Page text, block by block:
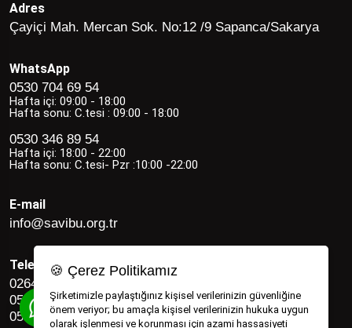
Adres
Çayiçi Mah. Mercan Sok. No:12 /9 Sapanca/Sakarya
WhatsApp
0530 704 69 54
Hafta içi: 09:00 - 18:00
Hafta sonu: C.tesi : 09:00 - 18:00
0530 346 89 54
Hafta içi: 18:00 - 22:00
Hafta sonu: C.tesi- Pzr :10:00 -22:00
E-mail
info@savibu.org.tr
Telefon
0264 582 12 17
0530 346 89 54
0530 704 69 54
🍪 Çerez Politikamız
Şirketimizle paylaştığınız kişisel verilerinizin güvenliğine
önem veriyor; bu amaçla kişisel verilerinizin hukuka uygun
olarak işlenmesi ve korunması için azami hassasiyeti